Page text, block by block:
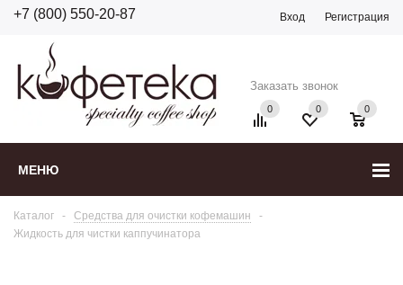
+7 (800) 550-20-87 Вход Регистрация
МЕНЮ
Заказать звонок
0 0
0
Каталог - Средства для очистки кофемашин
-
Жидкость для чистки каппучинатора